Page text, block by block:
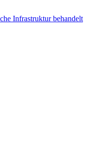
Infrastruktur behandelt